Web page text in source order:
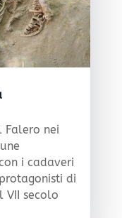
Falero nei
i cadaveri
di
secolo